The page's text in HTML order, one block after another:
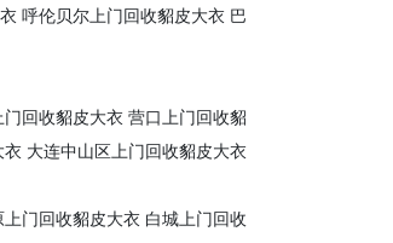
呼伦贝尔上门回收貂皮大衣 巴
门回收貂皮大衣 营口上门回收貂
衣 大连中山区上门回收貂皮大衣
上门回收貂皮大衣 白城上门回收